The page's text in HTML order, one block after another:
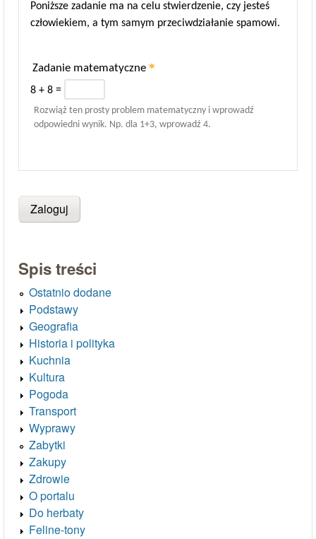
Poniższe zadanie ma na celu stwierdzenie, czy jesteś
człowiekiem, a tym samym przeciwdziałanie spamowi.
Zadanie matematyczne *
8 + 8 =
Rozwiąż ten prosty problem matematyczny i wprowadź
odpowiedni wynik. Np. dla 1+3, wprowadź 4.
Spis treści
Ostatnio dodane
Podstawy
Geografia
Historia i polityka
Kuchnia
Kultura
Pogoda
Transport
Wyprawy
Zabytki
Zakupy
Zdrowie
O portalu
Do herbaty
Feline-tony